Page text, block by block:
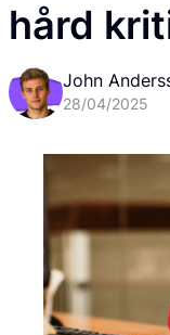
hård
John
28/04/2025